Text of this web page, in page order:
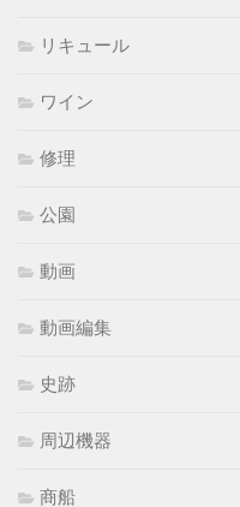
リキュール
ワイン
修理
公園
動画
動画編集
史跡
周辺機器
商船